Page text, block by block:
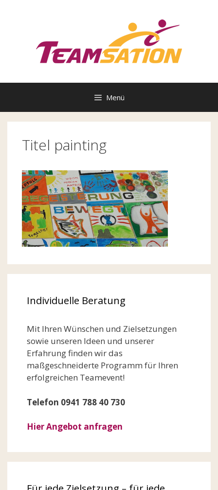
Menü
Titel painting
Individuelle Beratung
Mit Ihren Wünschen und Zielsetzungen
sowie unseren Ideen und unserer
Erfahrung finden wir das
maßgeschneiderte Programm für Ihren
erfolgreichen Teamevent!
Telefon 0941 788 40 730
Hier Angebot anfragen